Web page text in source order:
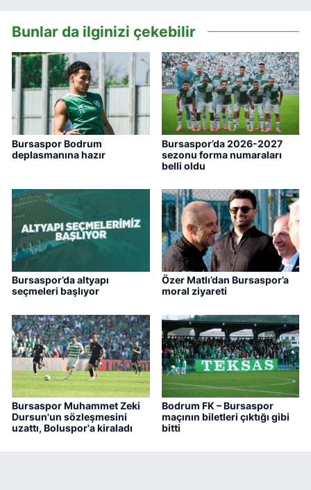
Bunlar da ilginizi çekebilir
Bursaspor Bodrum
deplasmanına hazır
Bursaspor’da 2026-2027
sezonu forma numaraları
belli oldu
Bursaspor’da altyapı
seçmeleri başlıyor
Özer Matlı’dan Bursaspor’a
moral ziyareti
Bursaspor Muhammet Zeki
Dursun'un sözleşmesini
uzattı, Boluspor'a kiraladı
Bodrum FK – Bursaspor
maçının biletleri çıktığı gibi
bitti